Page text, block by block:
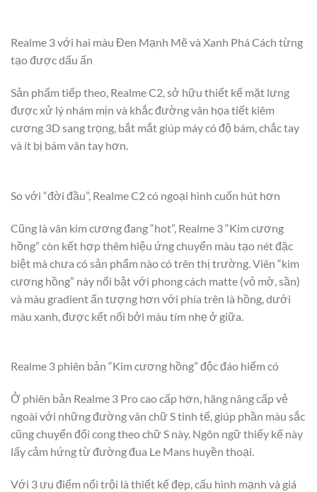
Realme 3 với hai màu Đen Mạnh Mẽ và Xanh Phá Cách từng
tạo được dấu ấn
Sản phẩm tiếp theo, Realme C2, sở hữu thiết kế mặt lưng
được xử lý nhám mịn và khắc đường vân họa tiết kiêm
cương 3D sang trọng, bắt mắt giúp máy có độ bám, chắc tay
và ít bị bám vân tay hơn.
So với “đời đầu”, Realme C2 có ngoại hình cuốn hút hơn
Cũng là vân kim cương đang “hot”, Realme 3 “Kim cương
hồng” còn kết hợp thêm hiệu ứng chuyển màu tạo nét đặc
biệt mà chưa có sản phẩm nào có trên thị trường. Viên “kim
cương hồng” này nổi bật với phong cách matte (vỏ mờ, sần)
và màu gradient ấn tượng hơn với phía trên là hồng, dưới
màu xanh, được kết nối bởi màu tím nhẹ ở giữa.
Realme 3 phiên bản “Kim cương hồng” độc đáo hiếm có
Ở phiên bản Realme 3 Pro cao cấp hơn, hãng nâng cấp vẻ
ngoài với những đường vân chữ S tinh tế, giúp phần màu sắc
cũng chuyển đổi cong theo chữ S này. Ngôn ngữ thiếy kế này
lấy cảm hứng từ đường đua Le Mans huyền thoại.
Với 3 ưu điểm nổi trội là thiết kế đẹp, cấu hình mạnh và giá